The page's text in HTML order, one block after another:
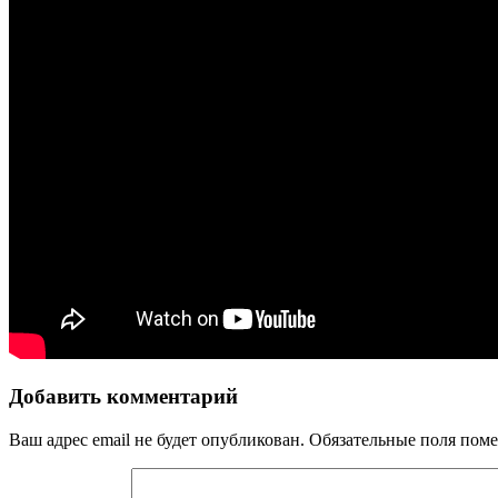
Добавить комментарий
Ваш адрес email не будет опубликован. Обязательные поля